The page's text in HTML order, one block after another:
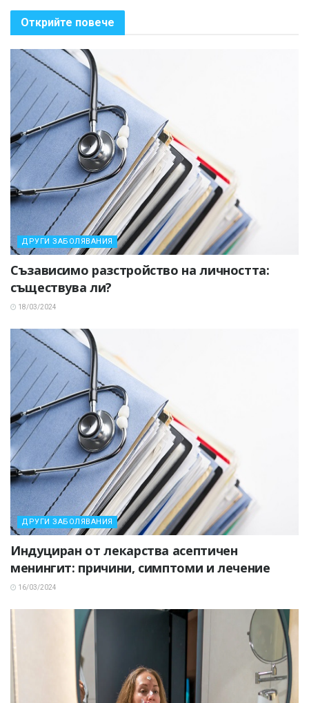
Открийте повече
ДРУГИ ЗАБОЛЯВАНИЯ
Съзависимо разстройство на личността:
съществува ли?
18/03/2024
ДРУГИ ЗАБОЛЯВАНИЯ
Индуциран от лекарства асептичен
менингит: причини, симптоми и лечение
16/03/2024